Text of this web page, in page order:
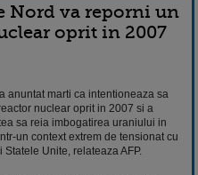
Nord va reporni un
oprit in 2007
anuntat marti ca intentioneaza sa
nuclear oprit in 2007 si a
sa reia imbogatirea uraniului in
un context extrem de tensionat cu
Unite, relateaza AFP.